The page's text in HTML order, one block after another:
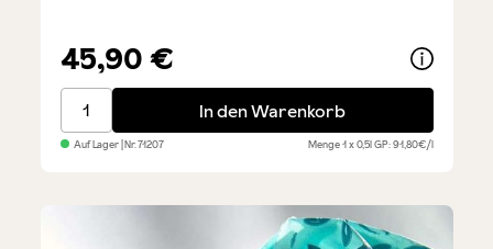
45,90 €
Muraglia Olivenöl - Regenbogen Keramikflasche
In den Warenkorb
Auf Lager| Nr.71207 Menge1 x 0,5lGP: 91,80€/l